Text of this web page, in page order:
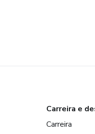
Carreira e
Carreira